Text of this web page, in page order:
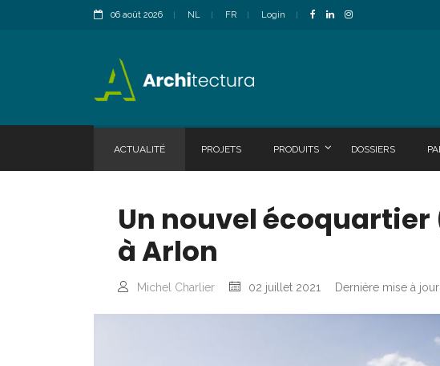
06 août 2026 NL FR Login
ACTUALITÉ PROJETS PRODUITS DOSSIERS
Un nouvel écoquartier
à Arlon
Michel Charlier 02 juillet 2021 Dernière mise à